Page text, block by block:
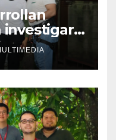
investigar